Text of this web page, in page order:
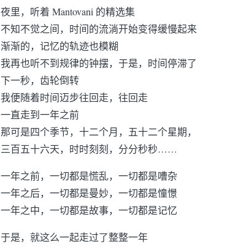
夜里，听着 Mantovani 的精选集
不知不觉之间，时间的流淌开始变得缓慢起来
渐渐的，记忆的轨迹也模糊
我再也听不到规律的钟摆，于是，时间停滞了
下一秒，齿轮倒转
我便随着时间迈步往回走，往回走
一直走到一年之前
那可是四个季节，十二个月，五十二个星期，
三百五十六天，时时刻刻，分分秒秒……
一年之前，一切都是慌乱，一切都是嘈杂
一年之后，一切都是曼妙，一切都是憧憬
一年之中，一切都是故事，一切都是记忆
于是，就这么一起走过了整整一年